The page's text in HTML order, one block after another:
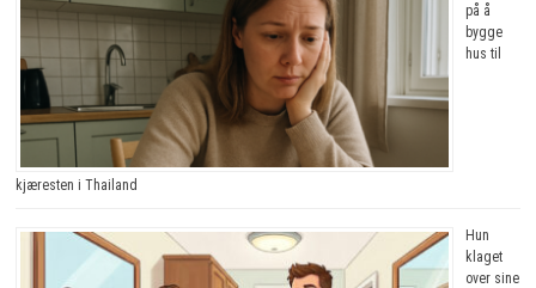
på å
bygge
hus til
kjæresten i Thailand
Hun
klaget
over sine